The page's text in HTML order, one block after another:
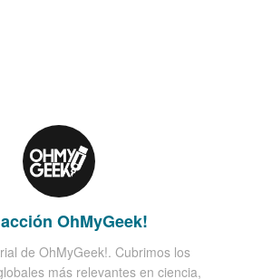
OhMyGeek!
de OhMyGeek!. Cubrimos los
más relevantes en ciencia,